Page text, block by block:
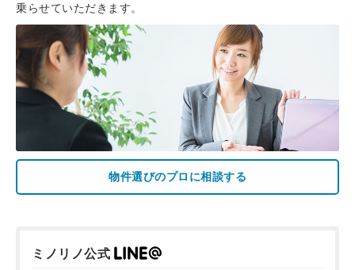
乗らせていただきます。
物件選びのプロに相談する
ミノリノ公式